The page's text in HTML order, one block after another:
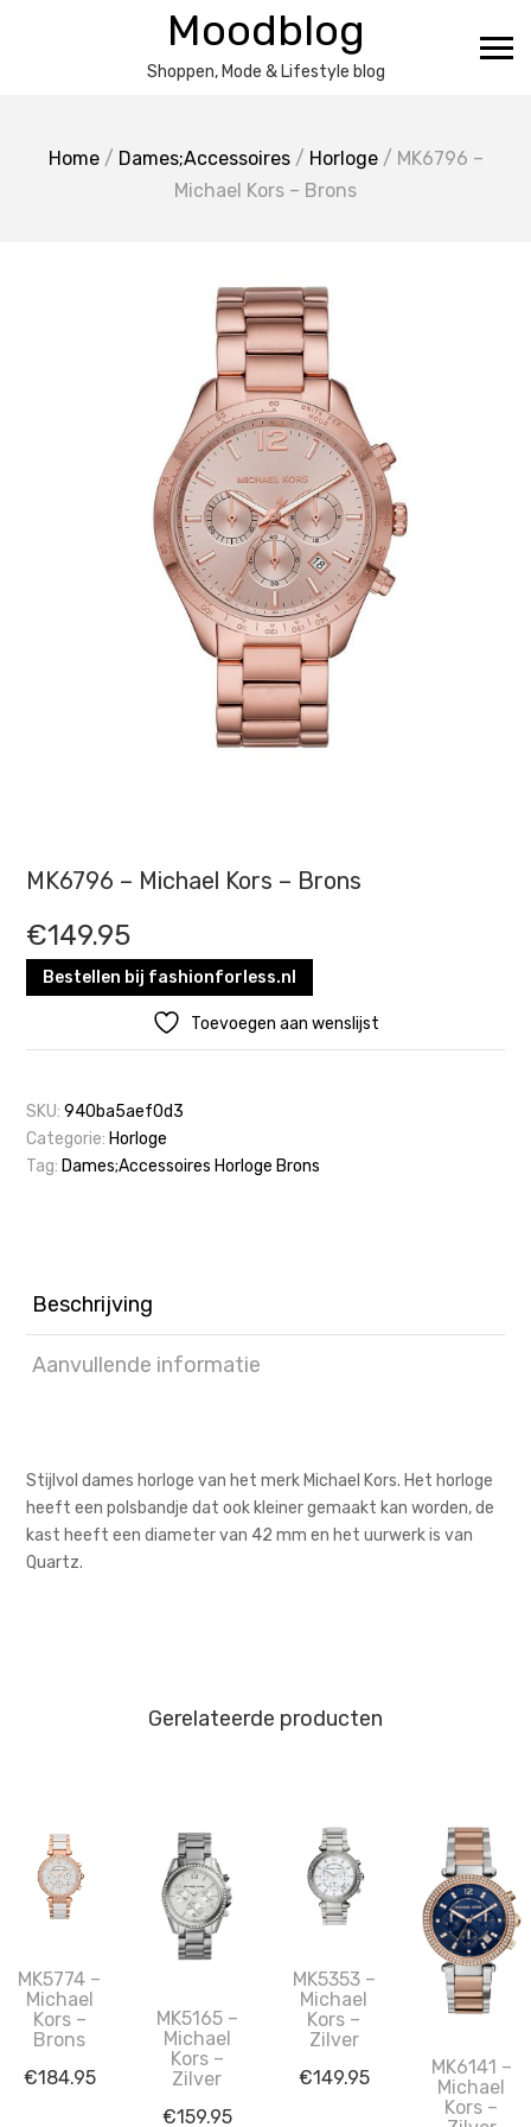
Moodblog
Shoppen, Mode & Lifestyle blog
Home/ Dames;Accessoires/ Horloge/ MK6796 –
Michael Kors – Brons
MK6796 – Michael Kors – Brons
€149.95
Bestellen bij fashionforless.nl
Toevoegen aan wenslijst
SKU:940ba5aef0d3
Categorie: Horloge
Tag: Dames;Accessoires Horloge Brons
Beschrijving
Aanvullende informatie
Stijlvol dames horloge van het merk Michael Kors. Het horloge
heeft een polsbandje dat ook kleiner gemaakt kan worden, de
kast heeft een diameter van 42 mm en het uurwerk is van
Quartz.
Gerelateerde producten
MK5774 –
Michael
Kors –
Brons
€184.95
MK5165 –
Michael
Kors –
Zilver
€159.95
MK5353 –
Michael
Kors –
Zilver
€149.95
MK6141 –
Michael
Kors –